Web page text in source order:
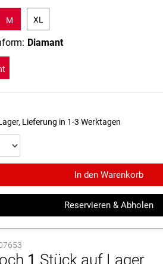
M XL
Diamant
Lieferung in 1-3 Werktagen
In den Warenkorb
Reservieren & Abholen
1 Stück auf Lager